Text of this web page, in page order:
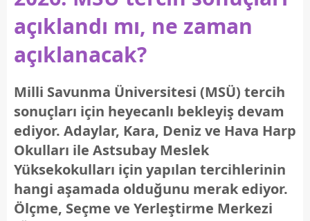
açıklandı mı, ne zaman
açıklanacak?
Milli Savunma Üniversitesi (MSÜ) tercih
sonuçları için heyecanlı bekleyiş devam
ediyor. Adaylar, Kara, Deniz ve Hava Harp
Okulları ile Astsubay Meslek
Yüksekokulları için yapılan tercihlerinin
hangi aşamada olduğunu merak ediyor.
Ölçme, Seçme ve Yerleştirme Merkezi